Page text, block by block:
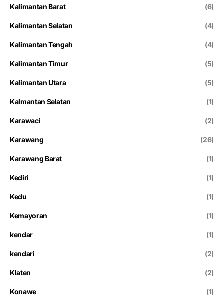
Kalimantan Barat (6)
Kalimantan Selatan (4)
Kalimantan Tengah (4)
Kalimantan Timur (5)
Kalimantan Utara (5)
Kalmantan Selatan (1)
Karawaci (2)
Karawang (26)
Karawang Barat (1)
Kediri (1)
Kedu (1)
Kemayoran (1)
kendar (1)
kendari (2)
Klaten (2)
Konawe (1)